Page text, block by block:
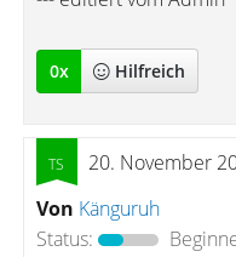
0x Hilfreich
20. November
Von Känguruh
Status: